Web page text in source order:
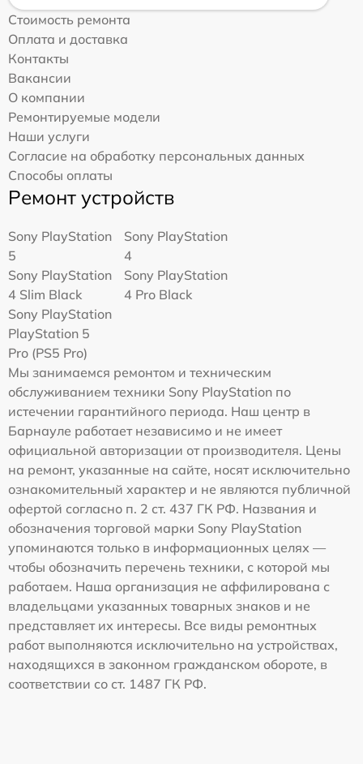
Стоимость ремонта
Оплата и доставка
Контакты
Вакансии
О компании
Ремонтируемые модели
Наши услуги
Согласие на обработку персональных данных
Способы оплаты
Ремонт устройств
Sony PlayStation
5
Sony PlayStation
4
Sony PlayStation
4 Slim Black
Sony PlayStation
4 Pro Black
Sony PlayStation
PlayStation 5
Pro (PS5 Pro)
Мы занимаемся ремонтом и техническим
обслуживанием техники Sony PlayStation по
истечении гарантийного периода. Наш центр в
Барнауле работает независимо и не имеет
официальной авторизации от производителя. Цены
на ремонт, указанные на сайте, носят исключительно
ознакомительный характер и не являются публичной
офертой согласно п. 2 ст. 437 ГК РФ. Названия и
обозначения торговой марки Sony PlayStation
упоминаются только в информационных целях —
чтобы обозначить перечень техники, с которой мы
работаем. Наша организация не аффилирована с
владельцами указанных товарных знаков и не
представляет их интересы. Все виды ремонтных
работ выполняются исключительно на устройствах,
находящихся в законном гражданском обороте, в
соответствии со ст. 1487 ГК РФ.